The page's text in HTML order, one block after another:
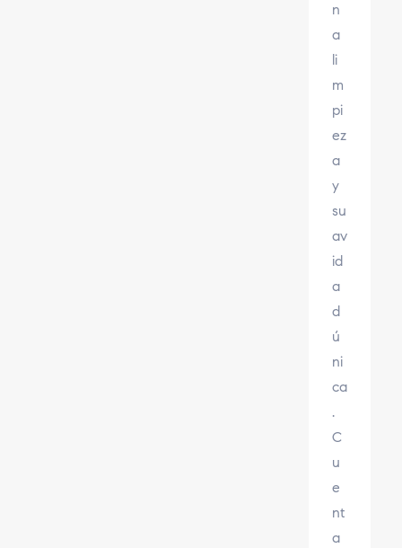
n
a
li
m
pi
ez
a
y
su
av
id
a
d
ú
ni
ca
.
C
u
e
nt
a